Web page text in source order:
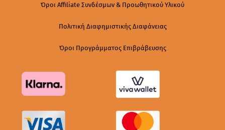
Όροι Affiliate Συνδέσμων & Προωθητικού Υλικού
Πολιτική Διαφημιστικής Διαφάνειας
Όροι Προγράμματος Επιβράβευσης